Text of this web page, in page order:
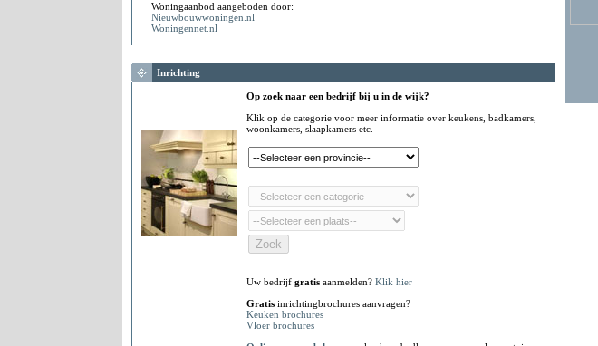
Woningaanbod aangeboden door:
Nieuwbouwwoningen.nl
Woningennet.nl
Inrichting
Op zoek naar een bedrijf bij u in de wijk?
Klik op de categorie voor meer informatie over keukens, badkamers,
woonkamers, slaapkamers etc.
Uw bedrijf gratis aanmelden? Klik hier
Gratis inrichtingbrochures aanvragen?
Keuken brochures
Vloer brochures